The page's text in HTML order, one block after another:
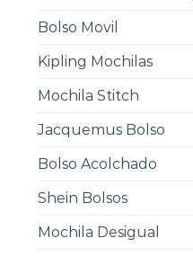
Bolso Movil
Kipling Mochilas
Mochila Stitch
Jacquemus Bolso
Bolso Acolchado
Shein Bolsos
Mochila Desigual